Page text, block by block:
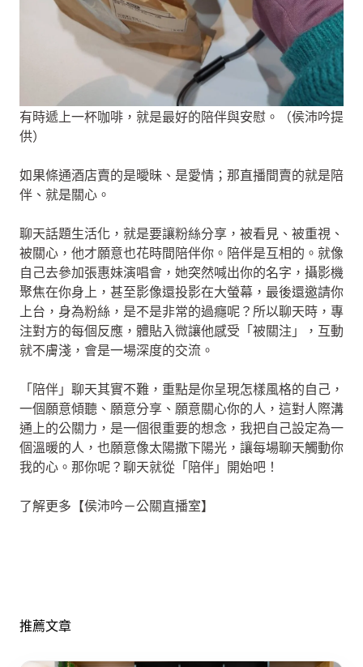
有時遞上一杯咖啡，就是最好的陪伴與安慰。（侯沛吟提
供）
如果條通酒店賣的是曖昧、是愛情；那直播間賣的就是陪
伴、就是關心。
聊天話題生活化，就是要讓粉絲分享，被看見、被重視、
被關心，他才願意也花時間陪伴你。陪伴是互相的。就像
自己去參加張惠妹演唱會，她突然喊出你的名字，攝影機
聚焦在你身上，甚至影像還投影在大螢幕，最後還邀請你
上台，身為粉絲，是不是非常的過癮呢？所以聊天時，專
注對方的每個反應，體貼入微讓他感受「被關注」，互動
就不膚淺，會是一場深度的交流。
「陪伴」聊天其實不難，重點是你呈現怎樣風格的自己，
一個願意傾聽、願意分享、願意關心你的人，這對人際溝
通上的公關力，是一個很重要的想念，我把自己設定為一
個溫暖的人，也願意像太陽撒下陽光，讓每場聊天觸動你
我的心。那你呢？聊天就從「陪伴」開始吧！
了解更多【侯沛吟－公關直播室】
推薦文章